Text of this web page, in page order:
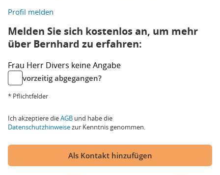
Profil melden
Melden Sie sich kostenlos an, um mehr
über Bernhard zu erfahren:
Frau Herr Divers keine Angabe
vorzeitig abgegangen?
* Pflichtfelder
Ich akzeptiere dieAGB und habe die
Datenschutzhinweisezur Kenntnis genommen.
Als Kontakt hinzufügen